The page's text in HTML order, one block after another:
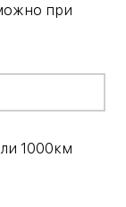
при
1000км